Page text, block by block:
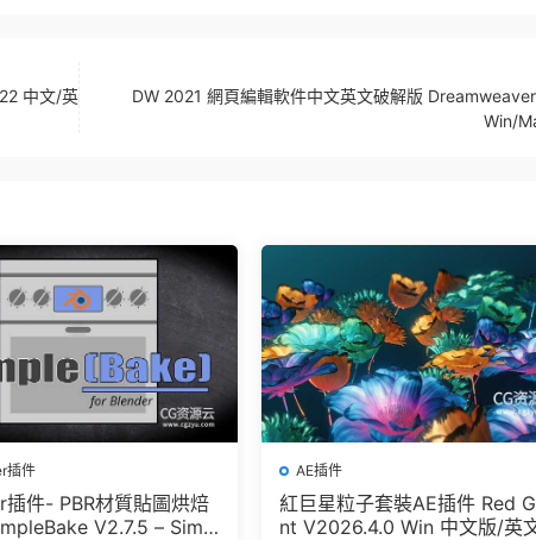
中文/英
DW 2021 網頁編輯軟件中文英文破解版
Win/
插件
插件- PBR材質貼圖烘焙
V2.7.5 – Simpl
AE插件
紅巨星粒子套裝AE插件 Red
nt V2026.4.0 Win 中文版/英